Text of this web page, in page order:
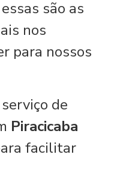
essas são as
nos
para nossos
de
Piracicaba
facilitar